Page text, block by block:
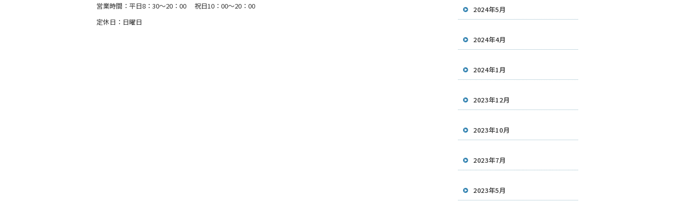
営業時間：平日8：30～20：00 祝日10：00～20：00
定休日：日曜日
2024年5月
2024年4月
2024年1月
2023年12月
2023年10月
2023年7月
2023年5月